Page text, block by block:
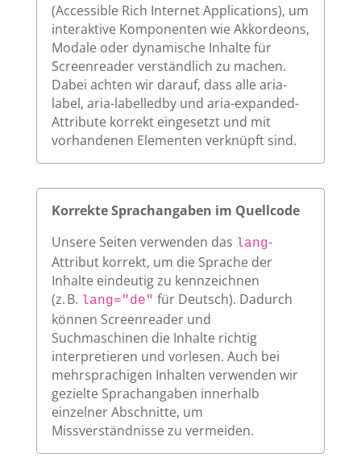
(Accessible Rich Internet Applications), um
interaktive Komponenten wie Akkordeons,
Modale oder dynamische Inhalte für
Screenreader verständlich zu machen.
Dabei achten wir darauf, dass alle aria-
label, aria-labelledby und aria-expanded-
Attribute korrekt eingesetzt und mit
vorhandenen Elementen verknüpft sind.
Korrekte Sprachangaben im Quellcode
Unsere Seiten verwenden das lang-
Attribut korrekt, um die Sprache der
Inhalte eindeutig zu kennzeichnen
(z. B. lang="de" für Deutsch). Dadurch
können Screenreader und
Suchmaschinen die Inhalte richtig
interpretieren und vorlesen. Auch bei
mehrsprachigen Inhalten verwenden wir
gezielte Sprachangaben innerhalb
einzelner Abschnitte, um
Missverständnisse zu vermeiden.